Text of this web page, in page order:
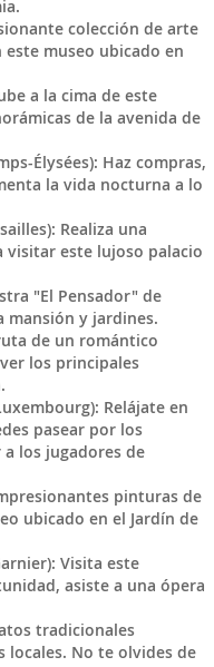
colección de arte
museo ubicado en
a la cima de este
de la avenida de
Élysées): Haz compras,
la vida nocturna a lo
Realiza una
visitar este lujoso palacio
"El Pensador" de
mansión y jardines.
de un romántico
los principales
Relájate en
pasear por los
los jugadores de
pinturas de
ubicado en el Jardín de
Visita este
asiste a una ópera
tradicionales
locales. No te olvides de